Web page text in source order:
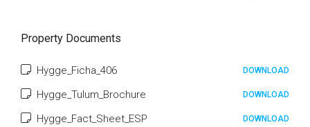
Property Documents
Hygge_Ficha_406 DOWNLOAD
Hygge_Tulum_Brochure DOWNLOAD
Hygge_Fact_Sheet_ESP DOWNLOAD